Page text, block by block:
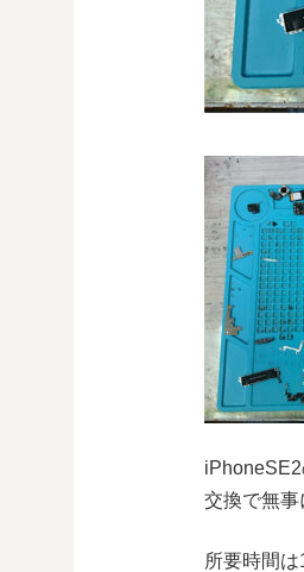
交換で無事
所要時間